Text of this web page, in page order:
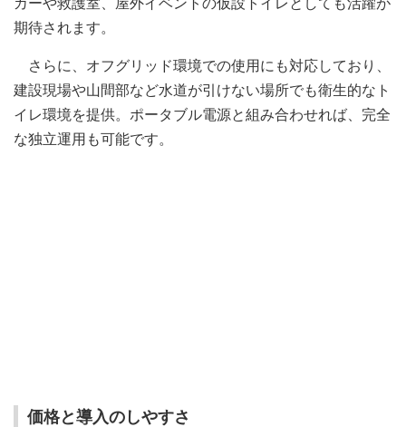
期待されます。
さらに、オフグリッド環境での使用にも対応しており、
建設現場や山間部など水道が引けない場所でも衛生的なト
イレ環境を提供。ポータブル電源と組み合わせれば、完全
な独立運用も可能です。
価格と導入のしやすさ